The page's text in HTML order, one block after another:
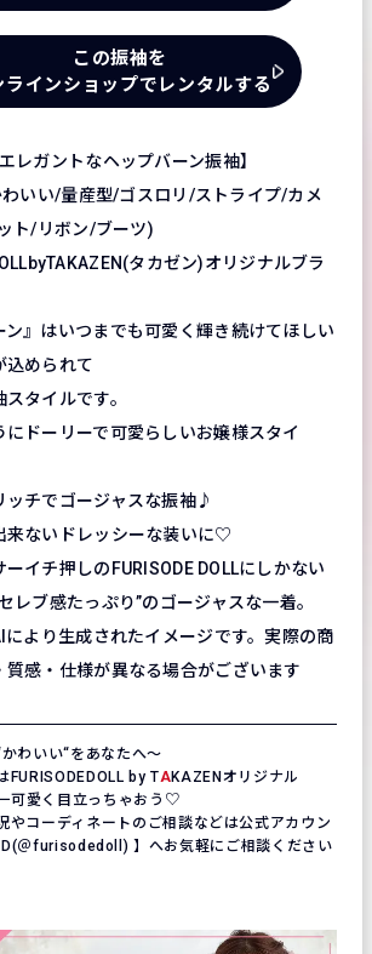
この振袖を
ラインショップでレンタルする
レガントなヘップバーン振袖】
いい/量産型/ゴスロリ/ストライプ/カメ
ト/リボン/ブーツ)
タカゼン)オリジナルブラ
ン』はいつまでも可愛く輝き続けてほしい
込められて
タイルです。
にドーリーで可愛らしいお嬢様スタイ
ッチでゴージャスな振袖♪
来ないドレッシーな装いに♡
イチ押しのFURISODE DOLLにしかない
レブ感たっぷり”のゴージャスな一着。
より生成されたイメージです。実際の商
質感・仕様が異なる場合がございます
わいい“をあなたへ〜
FURISODEDOLL by TAKAZENオリジナル
可愛く目立っちゃおう♡
やコーディネートのご相談などは公式アカウン
ID(＠furisodedoll) 】へお気軽にご相談ください